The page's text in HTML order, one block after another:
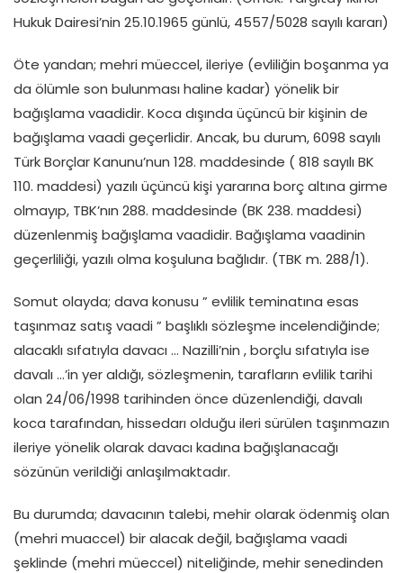
Hukuk Dairesi’nin 25.10.1965 günlü, 4557/5028 sayılı kararı)
Öte yandan; mehri müeccel, ileriye (evliliğin boşanma ya
da ölümle son bulunması haline kadar) yönelik bir
bağışlama vaadidir. Koca dışında üçüncü bir kişinin de
bağışlama vaadi geçerlidir. Ancak, bu durum, 6098 sayılı
Türk Borçlar Kanunu’nun 128. maddesinde ( 818 sayılı BK
110. maddesi) yazılı üçüncü kişi yararına borç altına girme
olmayıp, TBK’nın 288. maddesinde (BK 238. maddesi)
düzenlenmiş bağışlama vaadidir. Bağışlama vaadinin
geçerliliği, yazılı olma koşuluna bağlıdır. (TBK m. 288/1).
Somut olayda; dava konusu ” evlilik teminatına esas
taşınmaz satış vaadi ” başlıklı sözleşme incelendiğinde;
alacaklı sıfatıyla davacı … Nazilli’nin , borçlu sıfatıyla ise
davalı …’in yer aldığı, sözleşmenin, tarafların evlilik tarihi
olan 24/06/1998 tarihinden önce düzenlendiği, davalı
koca tarafından, hissedarı olduğu ileri sürülen taşınmazın
ileriye yönelik olarak davacı kadına bağışlanacağı
sözünün verildiği anlaşılmaktadır.
Bu durumda; davacının talebi, mehir olarak ödenmiş olan
(mehri muaccel) bir alacak değil, bağışlama vaadi
şeklinde (mehri müeccel) niteliğinde, mehir senedinden